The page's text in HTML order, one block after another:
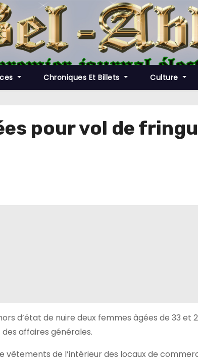
Chroniques Et Billets Culture
pour vol de
d’état de nuire deux femmes âgées de 33 et
affaires générales.
vêtements de l’intérieur des locaux de